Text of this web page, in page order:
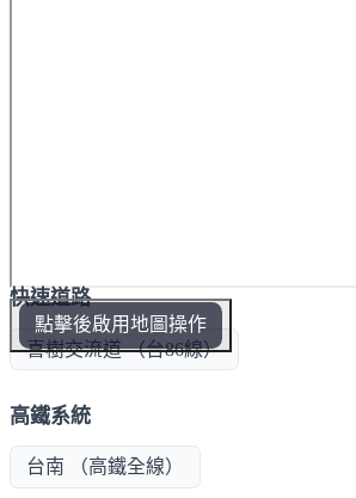
點擊後啟用地圖操作
快速道路
喜樹交流道 （台86線）
高鐵系統
台南 （高鐵全線）